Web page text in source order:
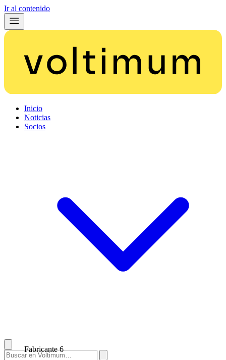
Ir al contenido
Inicio
Noticias
Socios
Fabricante 6